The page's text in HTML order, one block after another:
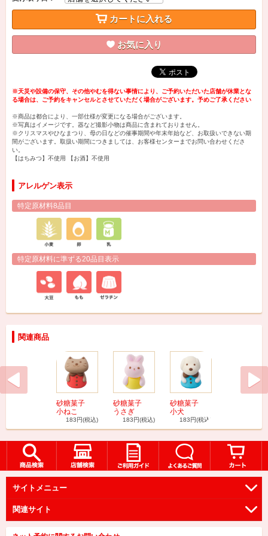
カートに入れる
お気に入り
※天災や設備の保守、その他やむを得ない事情により、ご予約いただいた店舗が休業とな
る場合は、ご予約をキャンセルとさせていただく場合がございます。予めご了承ください
※商品は都合により、一部仕様が変更になる場合がございます。
※写真はイメージです。器など撮影小物は商品に含まれておりません。
※クリスマスやひなまつり、母の日などの催事期間や年末年始など、お取扱いできない期
間がございます。取扱い期間につきましては、お客様センターまでお問い合わせくださ
い。
【はちみつ】不使用 【お酒】不使用
アレルゲン表示
特定原材料8品目
特定原材料に準ずる20品目表示
関連商品
砂糖菓子
小ねこ
183円(税込)
砂糖菓子
うさぎ
183円(税込)
砂糖菓子
小犬
183円(税込)
サイトメニュー
関連サイト